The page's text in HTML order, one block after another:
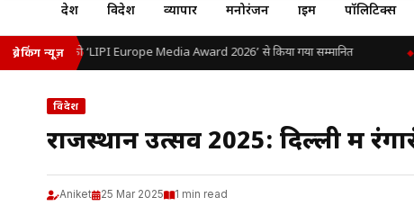
देश विदेश व्यापार मनोरंजन क्राइम पॉलिटिक्स
ब्रेकिंग न्यूज़
ओ.पी. यादव को ‘LIPI Europe Media Award 2026’ से किया गया सम्मानित
विदेश
राजस्थान उत्सव 2025: दिल्ली में
Aniket 25 Mar 2025 1 min read